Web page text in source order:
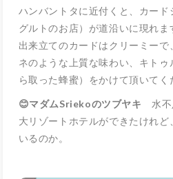
ハンバントタに近付くと、カード
グルトのお店）が道沿いに現れま
出来立てのカードはクリーミー
ネのような上質な味わい、キト
ら取った蜂蜜）をかけて頂いてく
😊マダムSriekoのツブヤキ 水不
大リゾートホテルができたけれど
いるのか。